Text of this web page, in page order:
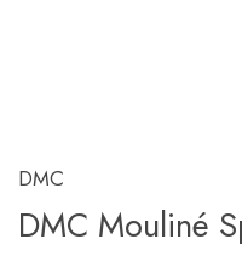
DMC
DMC Mouliné